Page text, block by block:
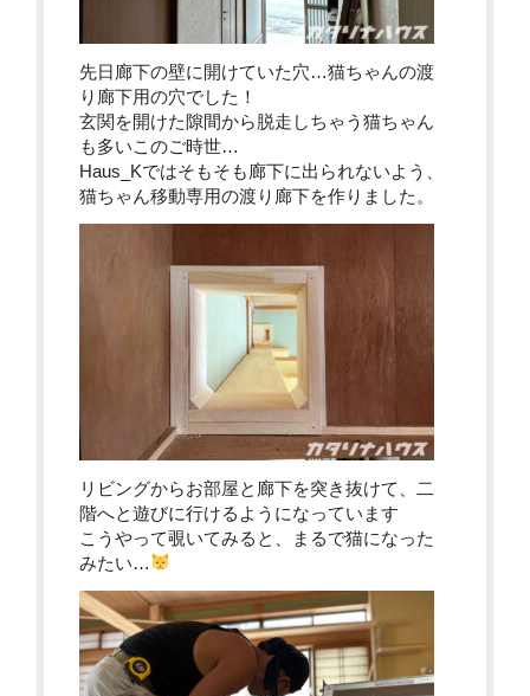
先日廊下の壁に開けていた穴…猫ちゃんの渡
り廊下用の穴でした！
玄関を開けた隙間から脱走しちゃう猫ちゃん
も多いこのご時世…
Haus_Kではそもそも廊下に出られないよう、
猫ちゃん移動専用の渡り廊下を作りました。
リビングからお部屋と廊下を突き抜けて、二
階へと遊びに行けるようになっています
こうやって覗いてみると、まるで猫になった
みたい…